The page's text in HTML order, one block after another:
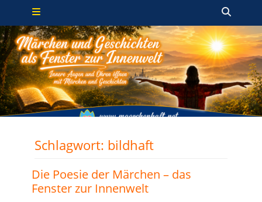
Zum
springen
Primäres Menü
Schlagwort: bildhaft
Die Poesie der Märchen – das
Fenster zur Innenwelt